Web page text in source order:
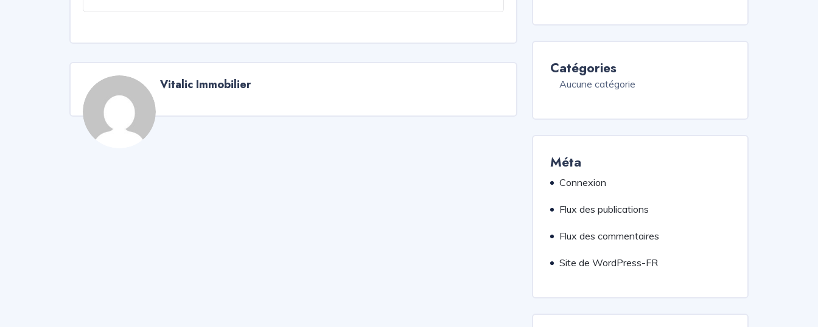
Vitalic Immobilier
Catégories
Aucune catégorie
Méta
Connexion
Flux des publications
Flux des commentaires
Site de WordPress-FR